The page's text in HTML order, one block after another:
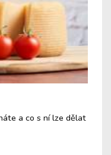
a co s ní lze dělat